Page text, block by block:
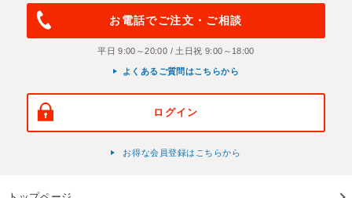
お電話でご注文・ご相談
平日 9:00～20:00 / 土日祝 9:00～18:00
よくあるご質問はこちらから
ログイン
お得な会員登録はこちらから